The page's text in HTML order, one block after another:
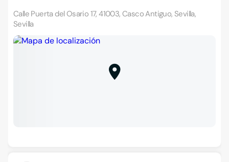
Calle Puerta del Osario 17, 41003, Casco Antiguo, Sevilla,
Sevilla